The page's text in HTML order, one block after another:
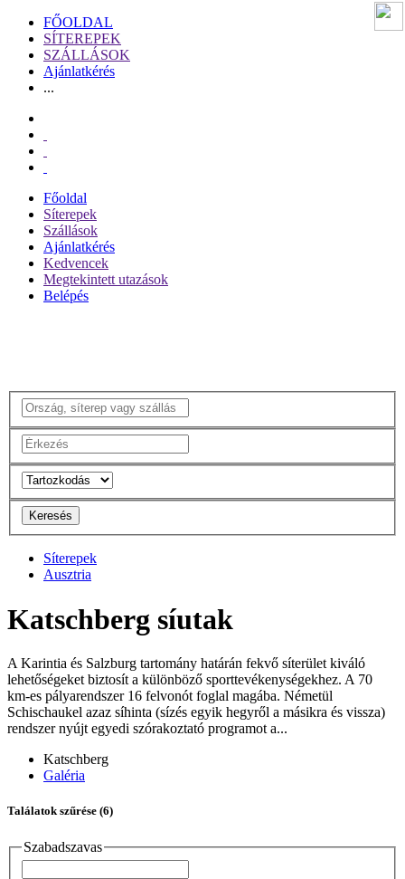
FŐOLDAL
SÍTEREPEK
SZÁLLÁSOK
Ajánlatkérés
...
Főoldal
Síterepek
Szállások
Ajánlatkérés
Kedvencek
Megtekintett utazások
Belépés
Keresés
Síterepek
Ausztria
Katschberg síutak
A Karintia és Salzburg tartomány határán fekvő síterület kiváló
lehetőségeket biztosít a különböző sporttevékenységekhez. A 70
km-es pályarendszer 16 felvonót foglal magába. Németül
Schischaukel azaz síhinta (sízés egyik hegyről a másikra és vissza)
rendszer nyújt egyedi szórakoztató programot a...
Katschberg
Galéria
Találatok szűrése (6)
Szabadszavas